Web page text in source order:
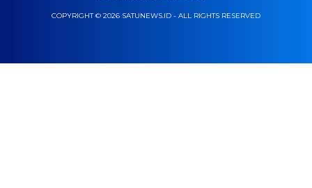
COPYRIGHT © 2026 SATUNEWS.ID - ALL RIGHTS RESERVED